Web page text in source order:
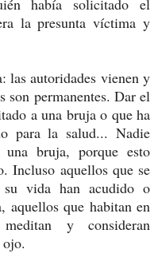
había solicitado el
la presunta víctima y
las autoridades vienen y
son permanentes. Dar el
a una bruja o que ha
para la salud... Nadie
una bruja, porque esto
Incluso aquellos que se
vida han acudido o
aquellos que habitan en
y consideran